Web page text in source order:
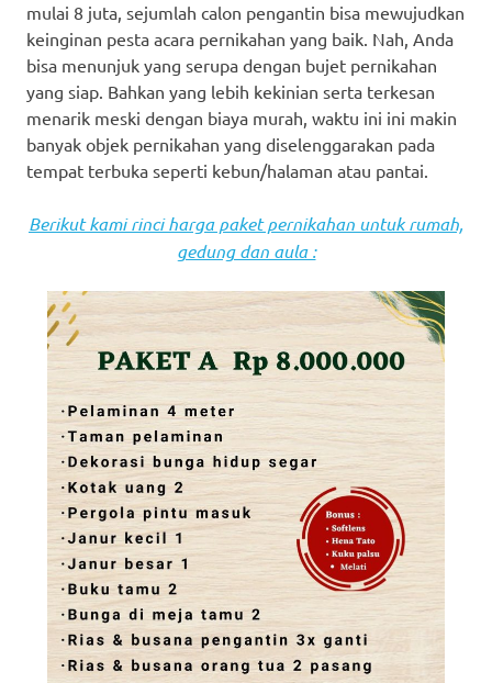
mulai 8 juta, sejumlah calon pengantin bisa mewujudkan
keinginan pesta acara pernikahan yang baik. Nah, Anda
bisa menunjuk yang serupa dengan bujet pernikahan
yang siap. Bahkan yang lebih kekinian serta terkesan
menarik meski dengan biaya murah, waktu ini ini makin
banyak objek pernikahan yang diselenggarakan pada
tempat terbuka seperti kebun/halaman atau pantai.
Berikut kami rinci harga paket pernikahan untuk rumah,
gedung dan aula :